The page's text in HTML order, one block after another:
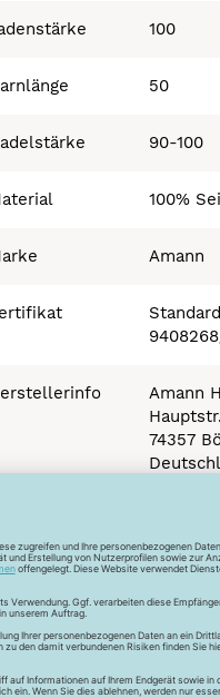
100
50
90-100
100%
Amann
Amann
74357
info (a)
Ökotex